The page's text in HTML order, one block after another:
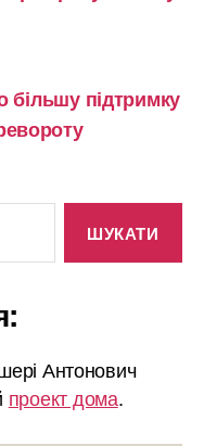
більшу підтримку
Антонович
проект дома.